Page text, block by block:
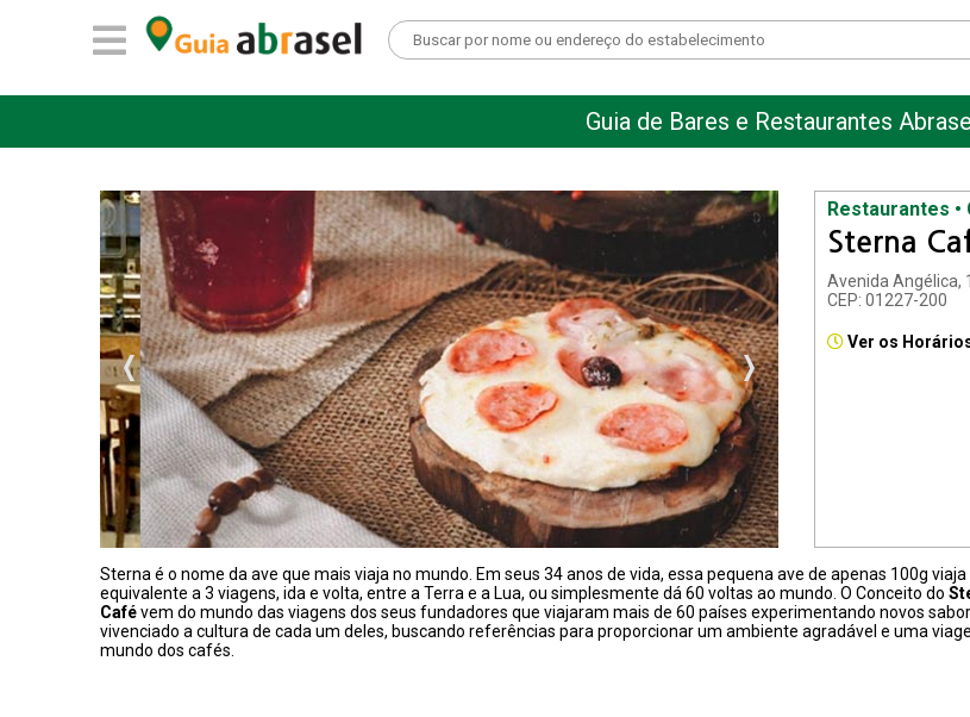
Guia de Bares e Restaurantes
Restaurantes •
Sterna
Avenida Angélica,
CEP: 01227-200
Ver os
Sterna é o nome da ave que mais viaja no mundo. Em seus 34 anos de vida, essa pequena ave de apenas 100g viaja
equivalente a 3 viagens, ida e volta, entre a Terra e a Lua, ou simplesmente dá 60 voltas ao mundo. O Conceito do
Cafévem do mundo das viagens dos seus fundadores que viajaram mais de 60 países experimentando novos
vivenciado a cultura de cada um deles, buscando referências para proporcionar um ambiente agradável e uma
mundo dos cafés.